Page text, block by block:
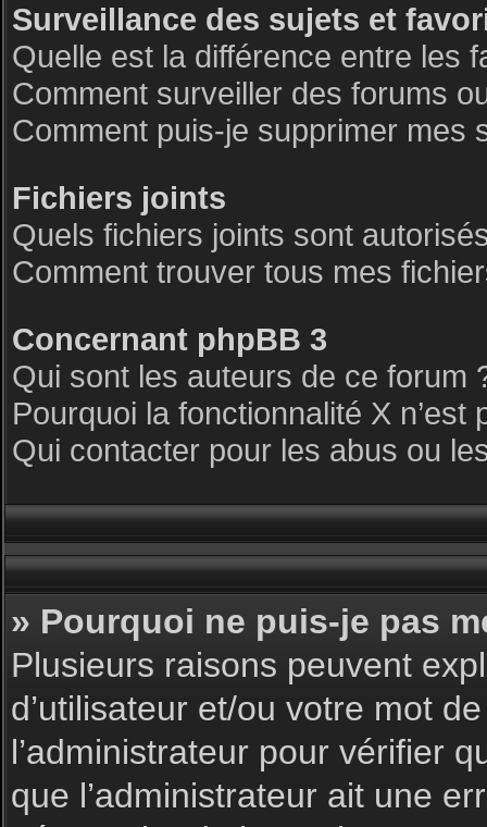
Surveillance des sujets et
Quelle est la différence entre les
Comment surveiller des forums
Comment puis-je supprimer mes
Fichiers joints
Quels fichiers joints sont
Comment trouver tous mes
Concernant phpBB 3
Qui sont les auteurs de ce forum
Pourquoi la fonctionnalité X n’est
Qui contacter pour les abus ou
» Pourquoi ne puis-je pas
Plusieurs raisons peuvent
d’utilisateur et/ou votre mot
l’administrateur pour vérifier
que l’administrateur ait une